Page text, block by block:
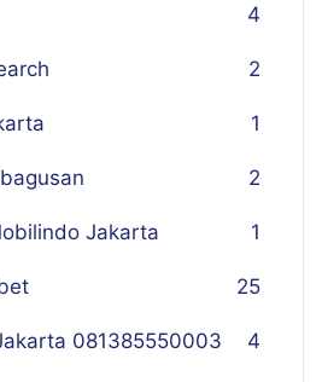
4
2
1
2
Jakarta 1
25
081385550003 4